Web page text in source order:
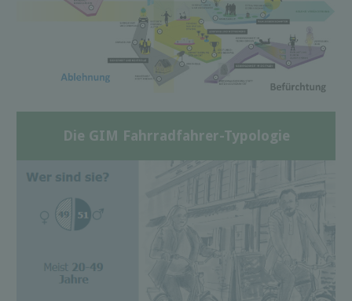
Die GIM Fahrradfahrer-Typologie